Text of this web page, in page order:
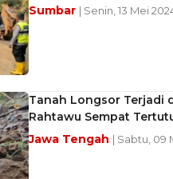
Sumbar | Senin, 13 Mei
Tanah Longsor Terjadi
Rahtawu Sempat
Jawa Tengah | Sabtu, 09